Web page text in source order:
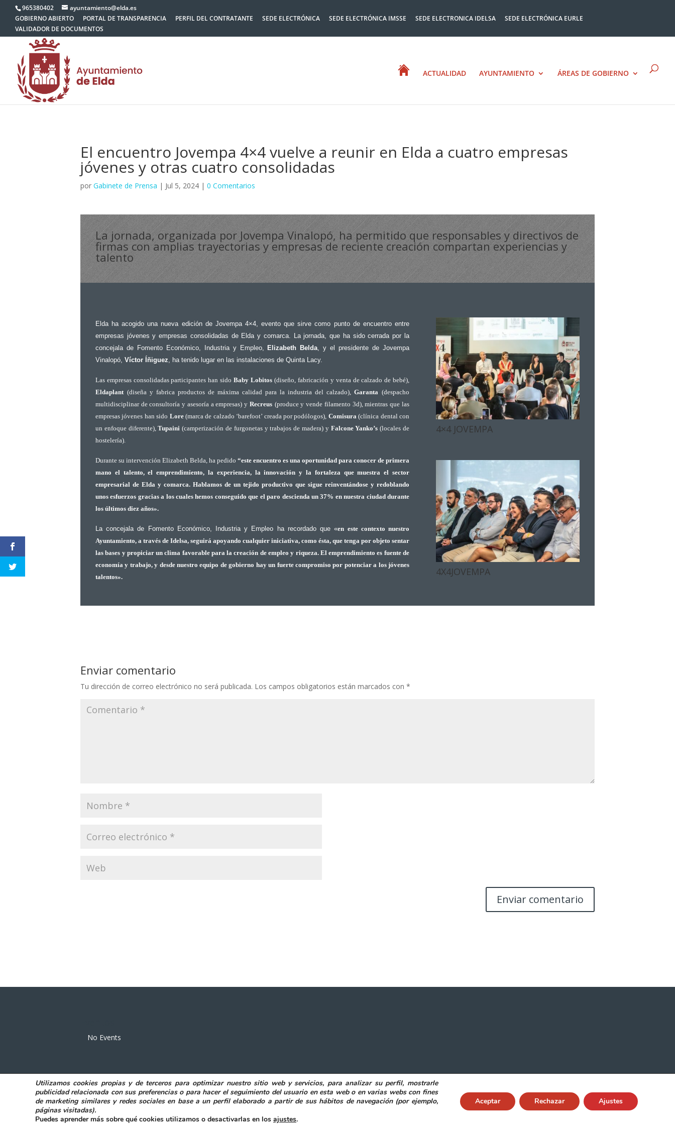
965380402
ayuntamiento@elda.es
GOBIERNO ABIERTO
PORTAL DE TRANSPARENCIA PERFIL DEL CONTRATANTE SEDE ELECTRÓNICA SEDE ELECTRÓNICA IMSSE SEDE ELECTRONICA IDELSA
SEDE ELECTRÓNICA EURLE
VALIDADOR DE DOCUMENTOS
ACTUALIDAD AYUNTAMIENTO ÁREAS DE GOBIERNO
El encuentro Jovempa 4×4 vuelve a reunir en Elda a cuatro empresas
jóvenes y otras cuatro consolidadas
por Gabinete de Prensa | Jul 5, 2024 | 0 Comentarios
La jornada, organizada por Jovempa Vinalopó, ha permitido que responsables y directivos de
firmas con amplias trayectorias y empresas de reciente creación compartan experiencias y
talento
Elda ha acogido una nueva edición de Jovempa 4×4, evento que sirve como punto de encuentro entre
empresas jóvenes y empresas consolidadas de Elda y comarca. La jornada, que ha sido cerrada por la
concejala de Fomento Económico, Industria y Empleo, Elizabeth Belda,y el presidente de Jovempa
Vinalopó, Víctor Íñiguez, ha tenido lugar en las instalaciones de Quinta Lacy.
Las empresas consolidadas participantes han sido Baby Lobitos (diseño, fabricación y venta de calzado de bebé),
Eldaplant (diseña y fabrica productos de máxima calidad para la industria del calzado), Garanta (despacho
multidisciplinar de consultoría y asesoría a empresas) y Recreus (produce y vende filamento 3d), mientras que las
empresas jóvenes han sido Lore(marca de calzado ‘barefoot’ creada por podólogos), Comisura(clínica dental con
un enfoque diferente),Tupaini (camperización de furgonetas y trabajos de madera) yFalcone Yanko’s (locales de
hostelería).
Durante su intervención Elizabeth Belda, ha pedido “este encuentro es una oportunidad para conocer de primera
mano el talento, el emprendimiento, la experiencia, la innovación y la fortaleza que muestra el sector
empresarial de Elda y comarca. Hablamos de un tejido productivo que sigue reinventándose y redoblando
unos esfuerzos gracias a los cuales hemos conseguido que el paro descienda un 37% en nuestra ciudad durante
los últimos diez años».
La concejala de Fomento Económico, Industria y Empleo ha recordado que «en este contexto nuestro
Ayuntamiento, a través de Idelsa, seguirá apoyando cualquier iniciativa, como ésta, que tenga por objeto sentar
las bases y propiciar un clima favorable para la creación de empleo y riqueza. El emprendimiento es fuente de
economía y trabajo, y desde nuestro equipo de gobierno hay un fuerte compromiso por potenciar a los jóvenes
talentos».
4×4 JOVEMPA
4X4JOVEMPA
Enviar comentario
Tu dirección de correo electrónico no será publicada. Los campos obligatorios están marcados con *
No Events
POLITICA DE PRIVACIDAD AVISO LEGAL POLITICA DE COOKIES DECLARACIÓN DE ACCESIBILIDAD
@ Excmo. Ayuntamiento de Elda Accesibilidad
Utilizamos cookies propias y de terceros para optimizar nuestro sitio web y servicios, para analizar su perfil, mostrarle
publicidad relacionada con sus preferencias o para hacer el seguimiento del usuario en esta web o en varias webs con fines
de marketing similares y redes sociales en base a un perfil elaborado a partir de sus hábitos de navegación (por ejemplo,
páginas visitadas).
Puedes aprender más sobre qué cookies utilizamos o desactivarlas en los ajustes.
Aceptar Rechazar Ajustes